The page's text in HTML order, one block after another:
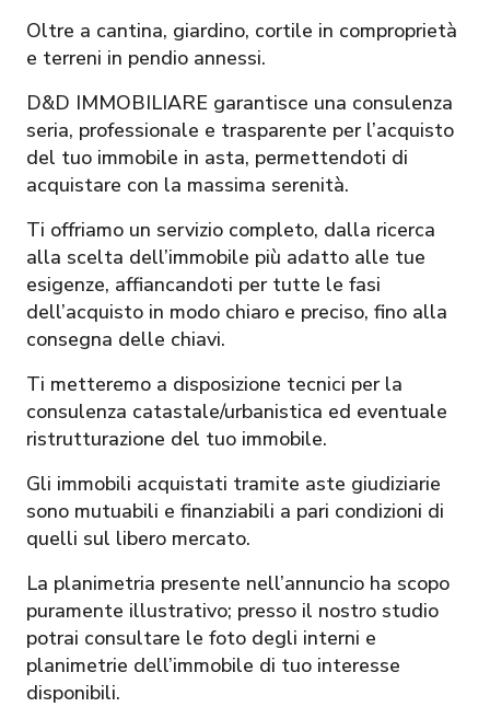
Oltre a cantina, giardino, cortile in comproprietà
e terreni in pendio annessi.
D&D IMMOBILIARE garantisce una consulenza
seria, professionale e trasparente per l’acquisto
del tuo immobile in asta, permettendoti di
acquistare con la massima serenità.
Ti offriamo un servizio completo, dalla ricerca
alla scelta dell’immobile più adatto alle tue
esigenze, affiancandoti per tutte le fasi
dell’acquisto in modo chiaro e preciso, fino alla
consegna delle chiavi.
Ti metteremo a disposizione tecnici per la
consulenza catastale/urbanistica ed eventuale
ristrutturazione del tuo immobile.
Gli immobili acquistati tramite aste giudiziarie
sono mutuabili e finanziabili a pari condizioni di
quelli sul libero mercato.
La planimetria presente nell’annuncio ha scopo
puramente illustrativo; presso il nostro studio
potrai consultare le foto degli interni e
planimetrie dell’immobile di tuo interesse
disponibili.